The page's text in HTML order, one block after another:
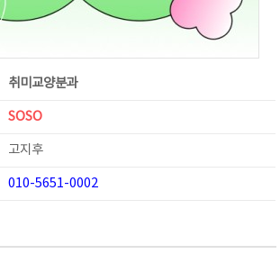
취미교양분과
SOSO
고지후
010-5651-0002